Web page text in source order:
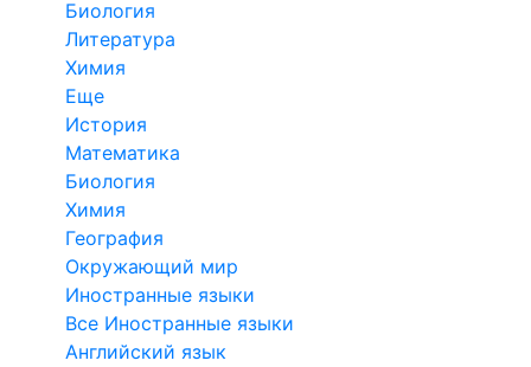
Биология
Литература
Химия
Еще
История
Математика
Биология
Химия
География
Окружающий мир
Иностранные языки
Все Иностранные языки
Английский язык